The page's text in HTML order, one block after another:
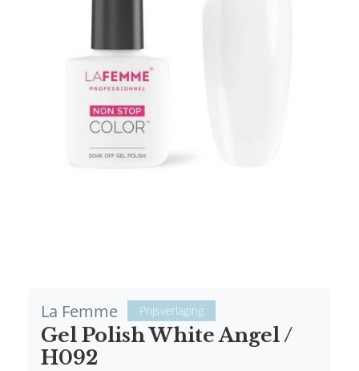
La Femme Prijsverlaging
Gel Polish White Angel /
H092